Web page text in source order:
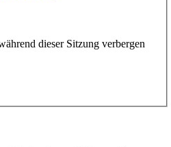
dieser Sitzung verbergen